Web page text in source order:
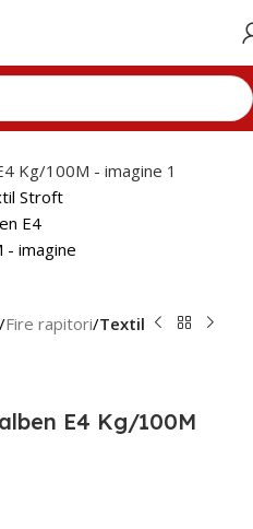
Fire rapitori Textil
E4 Kg/100M